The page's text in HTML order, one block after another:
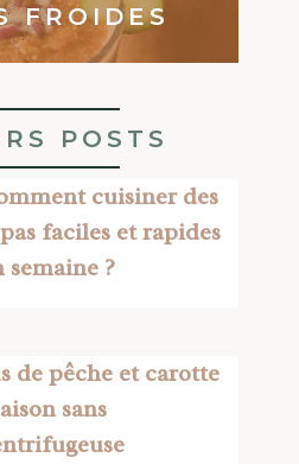
FROIDES
POSTS
cuisiner des
faciles et rapides
semaine ?
de pêche et carotte
sans